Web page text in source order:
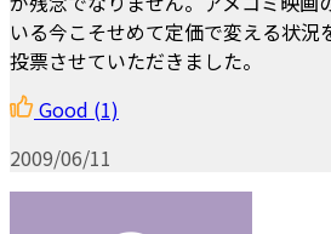
いる今こそせめて定価で変える状況
投票させていただきました。
Good (1)
2009/06/11